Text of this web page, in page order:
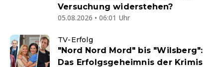
Versuchung widerstehen?
05.08.2026 • 06:01 Uhr
TV-Erfolg
"Nord Nord Mord" bis "Wilsberg":
Das Erfolgsgeheimnis der Krimis